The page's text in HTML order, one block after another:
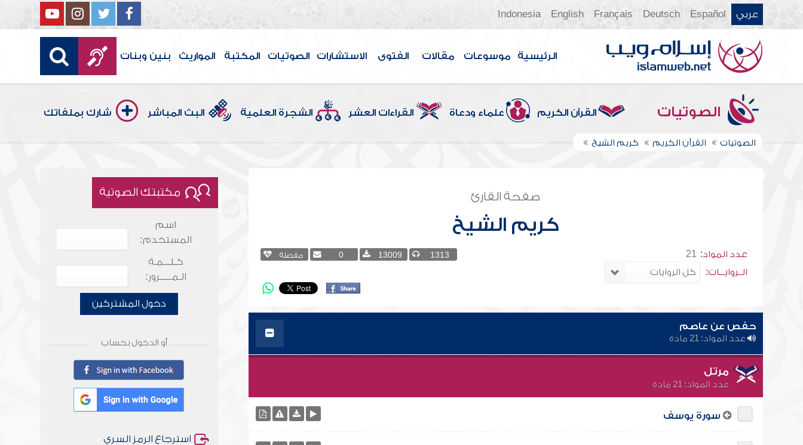
عربي Español
Deutsch
Français
English
Indonesia
الرئيسية موسوعات مقالات الفتوى الاستشارات الصوتيات المكتبة المواريث بنين وبنات
الصوتيات القرآن الكريم علماء ودعاة القراءات العشر الشجرة العلمية البث المباشر شارك بملفاتك
الصوتيات القرآن الكريم كريم الشيخ
صفحة القارئ
كريم الشيخ
عدد المواد: 21
الــروايـــات:
1313
13009
0 مفضلة
حفص عن عاصم
عدد المواد: 21 مادة
مرتل
عدد المواد: 21 مادة
سورة يوسف
مكتبتك الصوتية
اسم
المستخدم:
كـلـــمـة
الـمـــــرور:
دخول المشتركين
أو الدخول بحساب
استرجاع الرمز السري